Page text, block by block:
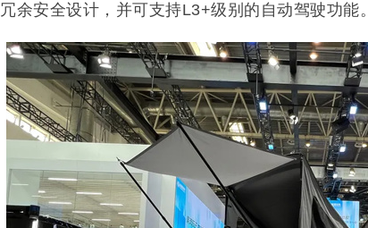
冗余安全设计，并可支持L3+级别的自动驾驶功能。